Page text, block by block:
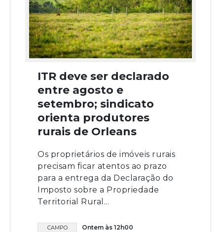
ITR deve ser declarado
entre agosto e
setembro; sindicato
orienta produtores
rurais de Orleans
Os proprietários de imóveis rurais
precisam ficar atentos ao prazo
para a entrega da Declaração do
Imposto sobre a Propriedade
Territorial Rural...
CAMPO Ontem às 12h00